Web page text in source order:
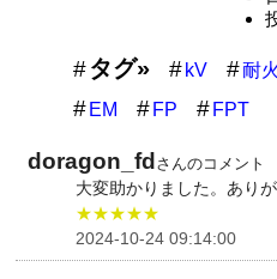
タグ» kV 耐火
EM
FP FPT
doragon_fdさんのコメント
大変助かりました。あり
★★★★★
2024-10-24 09:14:00